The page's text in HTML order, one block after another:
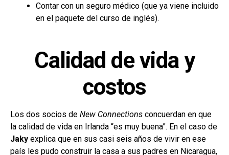
Contar con un seguro médico (que ya viene incluido
en el paquete del curso de inglés).
Calidad de vida y
costos
Los dos socios de New Connections concuerdan en que
la calidad de vida en Irlanda “es muy buena”. En el caso de
Jaky explica que en sus casi seis años de vivir en ese
país les pudo construir la casa a sus padres en Nicaragua,